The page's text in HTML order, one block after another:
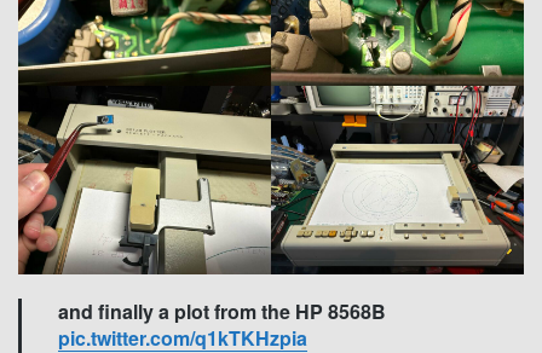
and finally a plot from the HP 8568B
pic.twitter.com/q1kTKHzpia